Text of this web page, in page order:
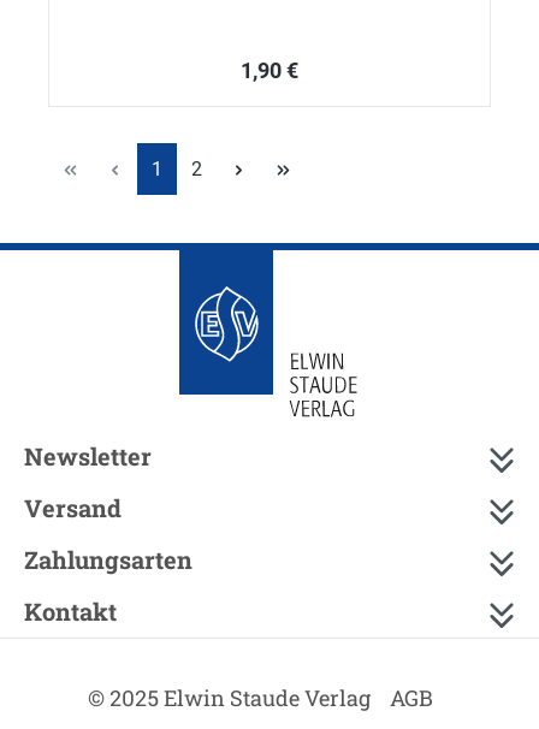
1,90 €
1 2
Newsletter
Versand
Zahlungsarten
Kontakt
© 2025 Elwin Staude Verlag
AGB